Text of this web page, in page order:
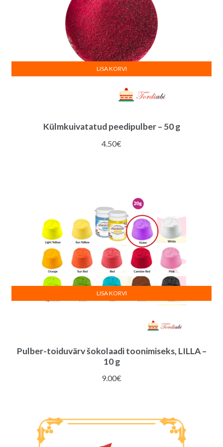
Külmkuivatatud peedipulber – 50 g
4.50€
LISA KORVI
Pulber-toiduvärv šokolaadi toonimiseks, LILLA –
10 g
9.00€
LISA KORVI